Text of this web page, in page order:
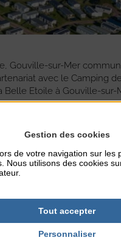
, Gouville-sur-Mer
avec le Camping
Etoile à Gouville-sur-
charge de la conception
du territoires sont
Coutainville
Gestion des cookies
de votre navigation sur les
Nous utilisons des cookies
Tout accepter
Personnaliser